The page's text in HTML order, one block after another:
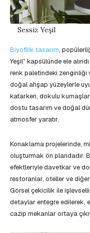
Sessiz Yeşil
Biyofilik tasarım,
Yeşil” kapsülünde ele
renk paletindeki zenginliği
doğal ahşap yüzeylerle
katarken, dokulu
dostu tasarım ve doğal
atmosfer yaratır.
Konaklama projelerinde,
oluşturmak ön plandadır.
efektleriyle davetkar ve
restoranlar, oteller ve
Görsel çekicilik ile
detaylar entegre edilerek,
cazip mekanlar ortaya